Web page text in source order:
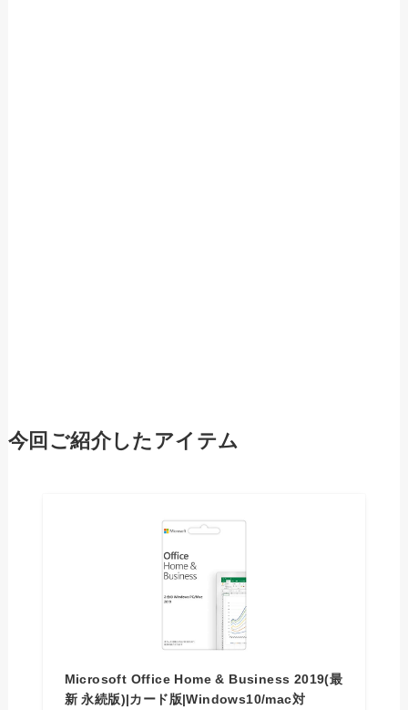
今回ご紹介したアイテム
Microsoft Office Home & Business 2019(最
新 永続版)|カード版|Windows10/mac対